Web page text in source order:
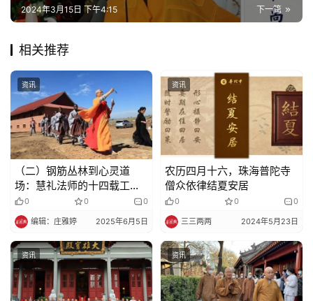
下一篇
2024年3月15日 下午4:15
相关推荐
资讯
（二）钢筋丛林到心灵道
场：慧礼法师的十四载工程
弘法
0 0 0
编辑：庄雅婷 2025年6月5日
资讯
农历四月十六，珠海普陀寺
僧众依律结夏安居
0 0 0
三三两两 2024年5月23日
资讯 资讯